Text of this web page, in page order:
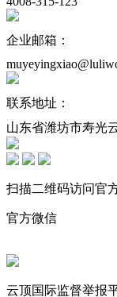
企业邮箱：
联系地址：
山东省潍坊市寿光
扫描二维码访问官
官方微信
云顶国际监督举报